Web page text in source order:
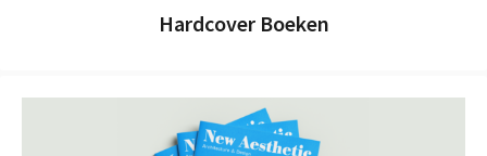
Hardcover Boeken